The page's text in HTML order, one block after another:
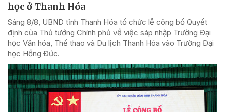
học ở Thanh Hóa
Sáng 8/8, UBND tỉnh Thanh Hóa tổ chức lễ công bố Quyết
định của Thủ tướng Chính phủ về việc sáp nhập Trường Đại
học Văn hóa, Thể thao và Du lịch Thanh Hóa vào Trường Đại
học Hồng Đức.